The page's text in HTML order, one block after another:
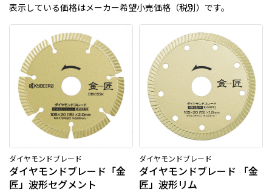
表示している価格はメーカー希望小売価格（税別）です。
ダイヤモンドブレード
ダイヤモンドブレード「金
匠」波形セグメント
ダイヤモンドブレード
ダイヤモンドブレード 「金
匠」波形リム